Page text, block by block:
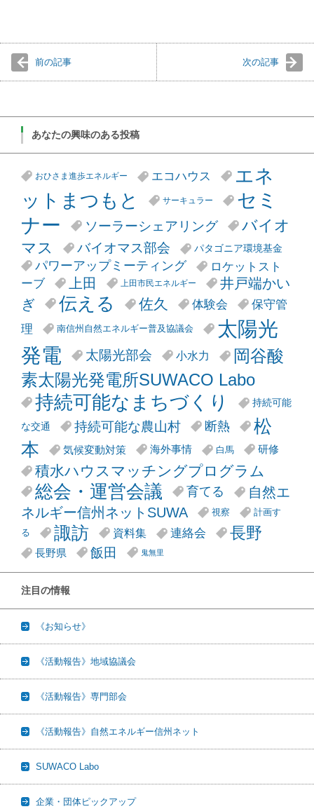
前の記事 次の記事
あなたの興味のある投稿
おひさま進歩エネルギー エコハウス
エネ
ットまつもと
サーキュラー
セミ
ナー
ソーラーシェアリング
バイオ
マス
バイオマス部会 パタゴニア環境基金
パワーアップミーティング
ロケットスト
ーブ
上田 上田市民エネルギー
井戸端かい
ぎ
伝える 佐久 体験会
保守管
理
南信州自然エネルギー普及協議会
太陽光
発電
太陽光部会 小水力
岡谷酸
素太陽光発電所SUWACO Labo
持続可能なまちづくり 持続可能
な交通 持続可能な農山村 断熱
松
本
気候変動対策 海外事情 白馬 研修
積水ハウスマッチングプログラム
総会・運営会議 育てる
自然エ
ネルギー信州ネットSUWA
視察
計画す
る
諏訪 資料集 連絡会 長野
長野県 飯田 鬼無里
注目の情報
《お知らせ》
《活動報告》地域協議会
《活動報告》専門部会
《活動報告》自然エネルギー信州ネット
SUWACO Labo
企業・団体ピックアップ